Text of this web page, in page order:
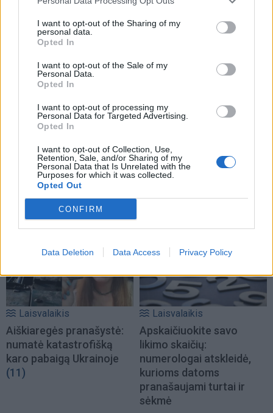
I want to opt-out of the Sharing of my
personal data.
Opted In
I want to opt-out of the Sale of my
Personal Data.
Opted In
I want to opt-out of processing my
Personal Data for Targeted Advertising.
Opted In
I want to opt-out of Collection, Use,
Retention, Sale, and/or Sharing of my
Personal Data that Is Unrelated with the
Purposes for which it was collected.
Opted Out
CONFIRM
Data Deletion Data Access Privacy Policy
retai pasako garsiai
Bulvaras: jei po lygiai, tai
po lygiai(1)
Ar jums pakaks
išradingumo teisingai
išspręsti matematinį
Laisvalaikis
Aiškiaregės pranašystė:
numatė katastrofišką
karo pabaigą Ukrainoje
(11)
Laisvalaikis
Apskaičiuokite savo
likimo skaičių:
numerologai atskleidė,
kurioms datoms
pranašaujami turtai ir
sėkmė